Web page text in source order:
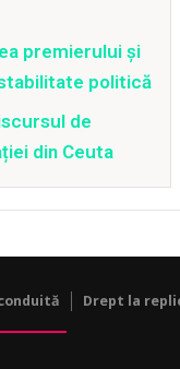
premierului și
politică
de
din Ceuta
Drept la